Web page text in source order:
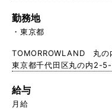
勤務地
東京都
TOMORROWLAND 丸の
東京都千代田区丸の内2-
給与
月給